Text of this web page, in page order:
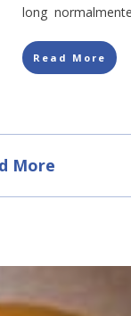
long
Read More
More